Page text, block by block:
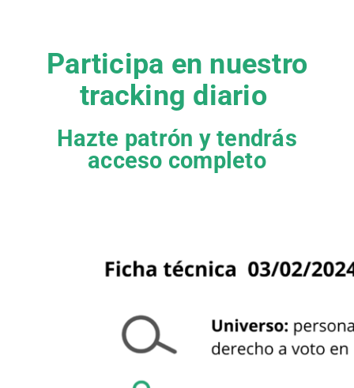
Participa en nuestro
tracking diario
Hazte patrón y tendrás
acceso completo